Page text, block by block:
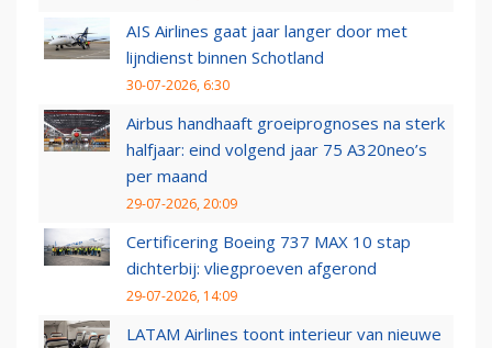
AIS Airlines gaat jaar langer door met
lijndienst binnen Schotland
30-07-2026, 6:30
Airbus handhaaft groeiprognoses na sterk
halfjaar: eind volgend jaar 75 A320neo’s
per maand
29-07-2026, 20:09
Certificering Boeing 737 MAX 10 stap
dichterbij: vliegproeven afgerond
29-07-2026, 14:09
LATAM Airlines toont interieur van nieuwe